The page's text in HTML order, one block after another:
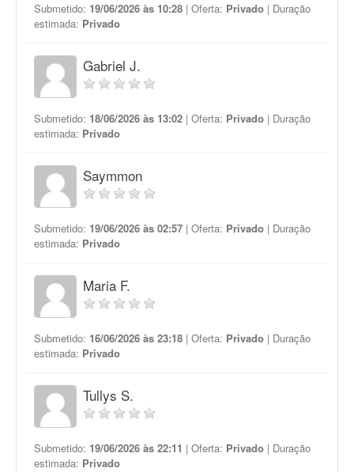
Submetido: 19/06/2026 às 10:28 | Oferta: Privado | Duração
estimada: Privado
Gabriel J.
Submetido: 18/06/2026 às 13:02 | Oferta: Privado | Duração
estimada: Privado
Saymmon
Submetido: 19/06/2026 às 02:57 | Oferta: Privado | Duração
estimada: Privado
Maria F.
Submetido: 16/06/2026 às 23:18 | Oferta: Privado | Duração
estimada: Privado
Tullys S.
Submetido: 19/06/2026 às 22:11 | Oferta: Privado | Duração
estimada: Privado